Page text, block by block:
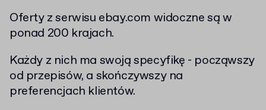
Oferty z serwisu ebay.com widoczne są w
ponad 200 krajach.
Każdy z nich ma swoją specyfikę - począwszy
od przepisów, a skończywszy na
preferencjach klientów.